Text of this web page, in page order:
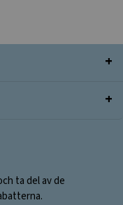
ta del av de